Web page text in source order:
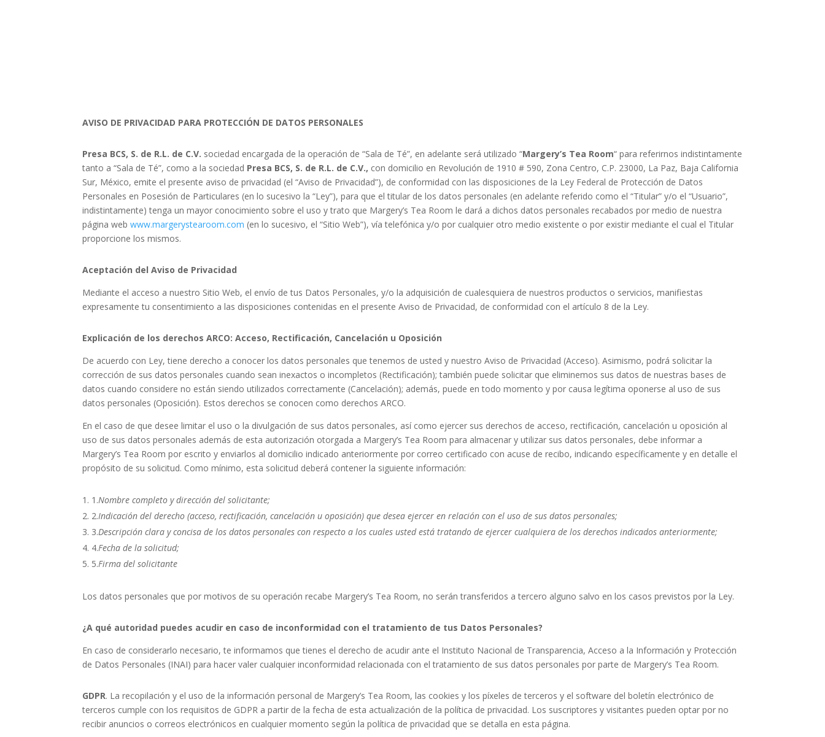
AVISO DE PRIVACIDAD PARA PROTECCIÓN DE DATOS PERSONALES
Presa BCS, S. de R.L. de C.V. sociedad encargada de la operación de“Sala de Té”, en adelante será utilizado“Margery’s Tea Room“ para referirnos indistintamente
tanto a“Sala de Té”, como a la sociedad Presa BCS, S. de R.L. de C.V., con domicilio en Revolución de 1910 # 590, Zona Centro, C.P. 23000, La Paz, Baja California
Sur, México, emite el presente aviso de privacidad (el “Aviso de Privacidad”), de conformidad con las disposiciones de la Ley Federal de Protección de Datos
Personales en Posesión de Particulares (en lo sucesivo la “Ley”),para que el titular de los datos personales (en adelante referido como el “Titular” y/o el “Usuario”,
indistintamente) tenga un mayor conocimiento sobre el uso y trato que Margery’s Tea Room le dará a dichos datos personales recabados por medio de nuestra
página webwww.margerystearoom.com (en lo sucesivo, el “Sitio Web”), vía telefónica y/o por cualquier otro medio existente o por existir mediante el cual el Titular
proporcione los mismos.
Aceptación del Aviso de Privacidad
Mediante el acceso a nuestro Sitio Web, el envío de tus Datos Personales, y/o la adquisición de cualesquiera de nuestros productos o servicios, manifiestas
expresamente tu consentimiento a las disposiciones contenidas en el presente Aviso de Privacidad, de conformidad con el artículo 8 dela Ley.
Explicación de los derechos ARCO: Acceso, Rectificación, Cancelación u Oposición
De acuerdo con Ley, tiene derecho a conocer los datos personales que tenemos de usted y nuestro Aviso de Privacidad (Acceso). Asimismo, podrá solicitar la
corrección de sus datos personales cuando sean inexactos o incompletos (Rectificación); también puede solicitar que eliminemos sus datos de nuestras bases de
datos cuando considere no están siendo utilizados correctamente (Cancelación); además, puede en todo momento y por causa legítima oponerse al uso de sus
datos personales (Oposición). Estos derechos se conocen como derechos ARCO.
En el caso de que desee limitar el uso o la divulgación de sus datos personales, así como ejercer sus derechos de acceso, rectificación, cancelación u oposición al
uso de sus datos personales además de esta autorización otorgada a Margery’s Tea Room para almacenar y utilizar sus datos personales, debe informar a
Margery’s Tea Room por escrito y enviarlos al domicilio indicado anteriormente por correo certificado con acuse de recibo, indicando específicamente y en detalle el
propósito de su solicitud. Como mínimo, esta solicitud deberá contener la siguiente información:
1.Nombre completo y dirección del solicitante;
2.Indicación del derecho (acceso, rectificación, cancelación u oposición) que desea ejercer en relación con el uso de sus datos personales;
3.Descripción clara y concisa de los datos personales con respecto a los cuales usted está tratando de ejercer cualquiera de los derechos indicados anteriormente;
4.Fecha de la solicitud;
5.Firma del solicitante
Los datos personales que por motivos de su operación recabe Margery’s Tea Room, no serán transferidos a tercero alguno salvo en los casos previstos por la Ley.
¿A qué autoridad puedes acudir en caso de inconformidad con el tratamiento de tus Datos Personales?
En caso de considerarlo necesario, te informamos que tienes el derecho de acudir ante el Instituto Nacional de Transparencia, Acceso a la Información y Protección
de Datos Personales (INAI) para hacer valer cualquier inconformidad relacionada con el tratamiento de sus datos personales por parte de Margery’s Tea Room.
GDPR. La recopilación y el uso de la información personal de Margery’s Tea Room, las cookies y los píxeles de terceros y el software del boletín electrónico de
terceros cumple con los requisitos de GDPR a partir de la fecha de esta actualización de la política de privacidad. Los suscriptores y visitantes pueden optar por no
recibir anuncios o correos electrónicos en cualquier momento según la política de privacidad que se detalla en esta página.